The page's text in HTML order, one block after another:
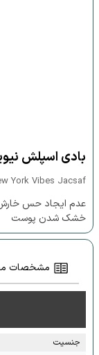
بادی اسپلش
York Vibes Jacsaf
عدم ایجاد حس
خشک شدن پوست
مشخصات
جنسیت